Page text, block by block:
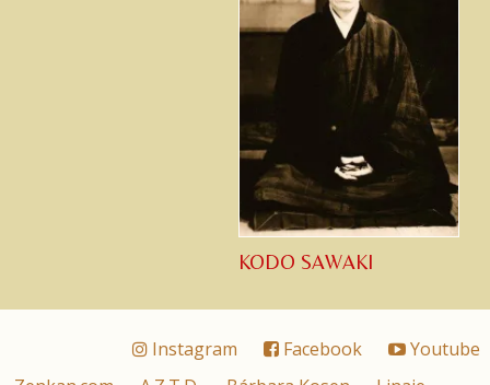
KODO SAWAKI
Instagram Facebook
Youtube